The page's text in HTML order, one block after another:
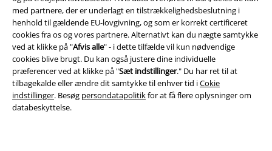
med partnere, der er underlagt en tilstrækkelighedsbeslutning i
henhold til gældende EU-lovgivning, og som er korrekt certificeret
cookies fra os og vores partnere. Alternativt kan du nægte samtykke
ved at klikke på "Afvis alle" - i dette tilfælde vil kun nødvendige
cookies blive brugt. Du kan også justere dine individuelle
præferencer ved at klikke på "Sæt indstillinger." Du har ret til at
tilbagekalde eller ændre dit samtykke til enhver tid iCokie
indstillinger. Besøg persondatapolitikfor at få flere oplysninger om
databeskyttelse.
Om EMP Danmark
Persondatapolitik
Bortskaffelse af affald og miljøbeskyttelse
Overensstemmelseserklæring